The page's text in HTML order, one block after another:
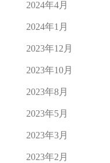
2024年4月
2024年1月
2023年12月
2023年10月
2023年8月
2023年5月
2023年3月
2023年2月